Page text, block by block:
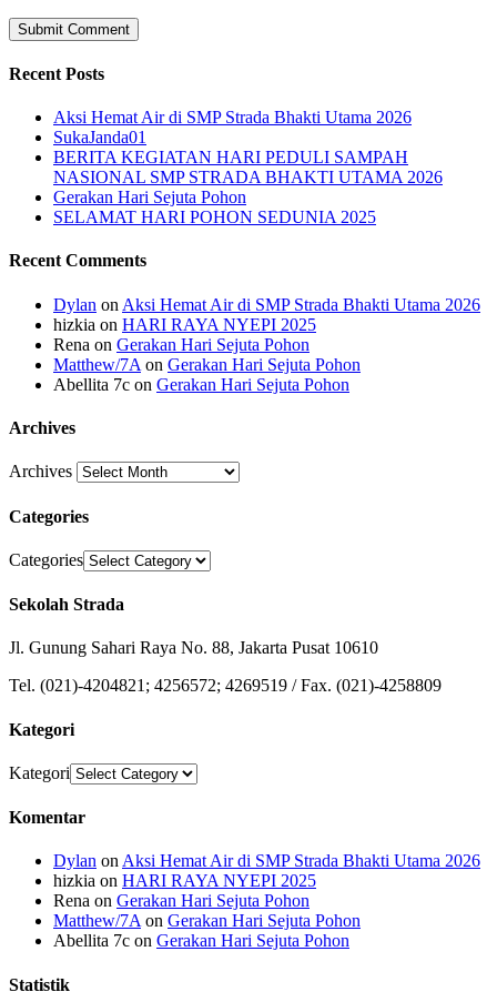
Recent Posts
Aksi Hemat Air di SMP Strada Bhakti Utama 2026
SukaJanda01
BERITA KEGIATAN HARI PEDULI SAMPAH
NASIONAL SMP STRADA BHAKTI UTAMA 2026
Gerakan Hari Sejuta Pohon
SELAMAT HARI POHON SEDUNIA 2025
Recent Comments
Dylan on Aksi Hemat Air di SMP Strada Bhakti Utama 2026
hizkia on HARI RAYA NYEPI 2025
Rena on Gerakan Hari Sejuta Pohon
Matthew/7A on Gerakan Hari Sejuta Pohon
Abellita 7c on Gerakan Hari Sejuta Pohon
Archives
Archives
Categories
Categories
Sekolah Strada
Jl. Gunung Sahari Raya No. 88, Jakarta Pusat 10610
Tel. (021)-4204821; 4256572; 4269519 / Fax. (021)-4258809
Kategori
Kategori
Komentar
Dylan onAksi Hemat Air di SMP Strada Bhakti Utama 2026
hizkia on HARI RAYA NYEPI 2025
Rena on Gerakan Hari Sejuta Pohon
Matthew/7Aon Gerakan Hari Sejuta Pohon
Abellita 7c on Gerakan Hari Sejuta Pohon
Statistik